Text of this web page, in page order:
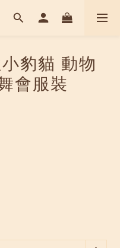
豹貓 動物
會服裝